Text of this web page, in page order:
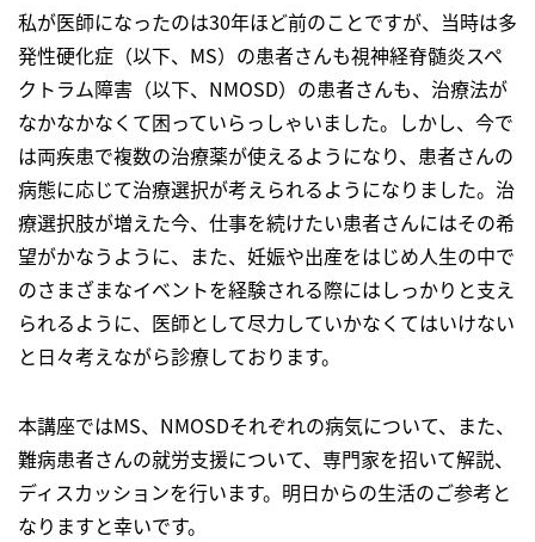
私が医師になったのは30年ほど前のことですが、当時は多
発性硬化症（以下、MS）の患者さんも視神経脊髄炎スペ
クトラム障害（以下、NMOSD）の患者さんも、治療法が
なかなかなくて困っていらっしゃいました。しかし、今で
は両疾患で複数の治療薬が使えるようになり、患者さんの
病態に応じて治療選択が考えられるようになりました。治
療選択肢が増えた今、仕事を続けたい患者さんにはその希
望がかなうように、また、妊娠や出産をはじめ人生の中で
のさまざまなイベントを経験される際にはしっかりと支え
られるように、医師として尽力していかなくてはいけない
と日々考えながら診療しております。
本講座ではMS、NMOSDそれぞれの病気について、また、
難病患者さんの就労支援について、専門家を招いて解説、
ディスカッションを行います。明日からの生活のご参考と
なりますと幸いです。